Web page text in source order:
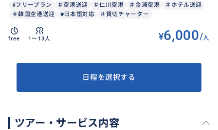
#フリープラン ＃空港送迎 ＃仁川空港 ＃金浦空港
＃ホテル送迎
＃韓国空港送迎
#日本語対応 ＃貸切チャーター
free 1〜13人 ¥6,000/人
日程を選択する
ツアー・サービス内容